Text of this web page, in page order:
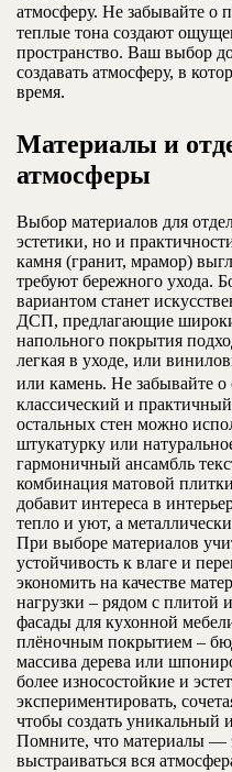
атмосферу. Не забывайте о
теплые тона создают
пространство. Ваш выбор
создавать атмосферу, в
время.
Материалы и
атмосферы
Выбор материалов для
эстетики, но и
камня (гранит, мрамор)
требуют бережного ухода.
вариантом станет
ДСП, предлагающие
напольного покрытия
легкая в уходе, или
или камень. Не забывайте о
классический и
остальных стен можно
штукатурку или
гармоничный ансамбль
комбинация матовой
добавит интереса в
тепло и уют, а
При выборе материалов
устойчивость к влаге и
экономить на качестве
нагрузки – рядом с плитой
фасады для кухонной
плёночным покрытием –
массива дерева или
более износостойкие и
экспериментировать,
чтобы создать уникальный
Помните, что материалы —
выстраиваться вся